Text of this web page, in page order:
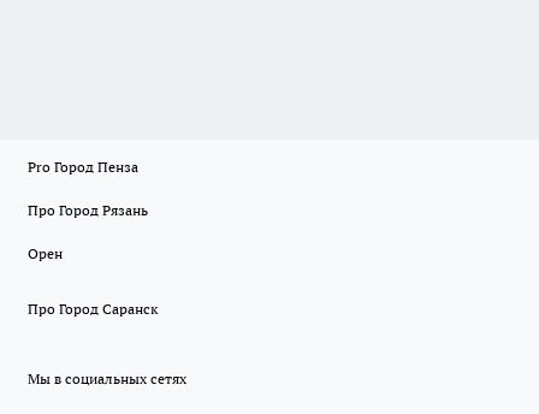
Pro Город Пенза
Про Город Рязань
Орен
Про Город Саранск
Мы в социальных сетях